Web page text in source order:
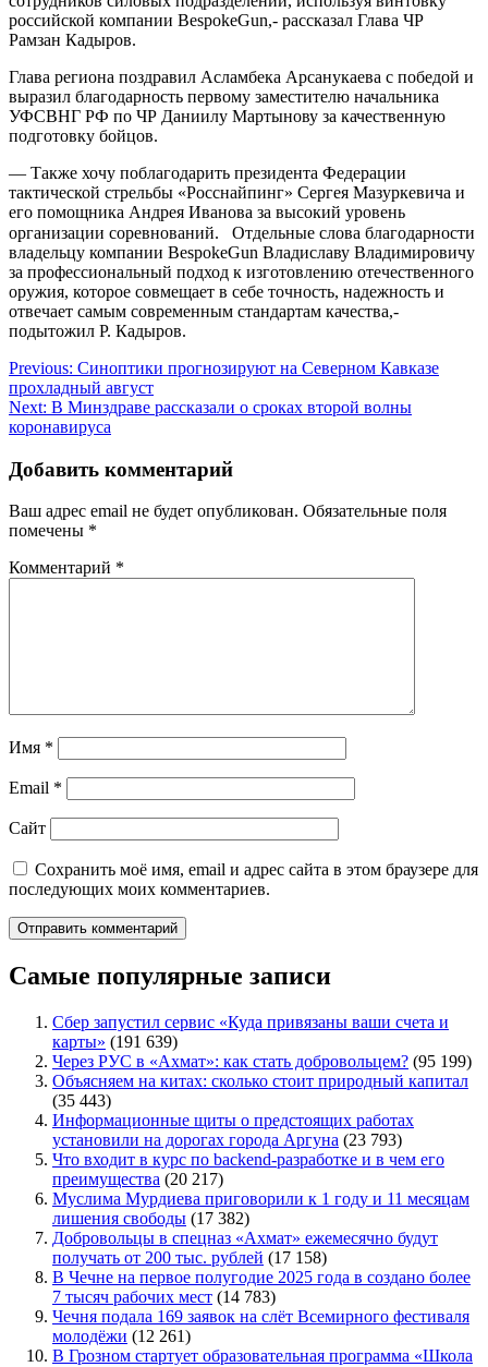
российской компании BespokeGun,- рассказал Глава ЧР
Рамзан Кадыров.
Глава региона поздравил Асламбека Арсанукаева с победой и
выразил благодарность первому заместителю начальника
УФСВНГ РФ по ЧР Даниилу Мартынову за качественную
подготовку бойцов.
— Также хочу поблагодарить президента Федерации
тактической стрельбы «Росснайпинг» Сергея Мазуркевича и
его помощника Андрея Иванова за высокий уровень
организации соревнований.
Отдельные слова благодарности
владельцу компании BespokeGun Владиславу Владимировичу
за профессиональный подход к изготовлению отечественного
оружия, которое совмещает в себе точность, надежность и
отвечает самым современным стандартам качества,-
подытожил Р. Кадыров.
Навигация
по
записям
Previous: Синоптики прогнозируют на Северном Кавказе
прохладный август
Next: В Минздраве рассказали о сроках второй волны
коронавируса
Добавить комментарий
Ваш адрес email не будет опубликован. Обязательные поля
помечены *
Комментарий *
Имя *
Email *
Сайт
Сохранить моё имя, email и адрес сайта в этом браузере для
последующих моих комментариев.
Самые популярные записи
Сбер запустил сервис «Куда привязаны ваши счета и
карты» (191 639)
Через РУС в «Ахмат»: как стать добровольцем? (95 199)
Объясняем на китах: сколько стоит природный капитал
(35 443)
Информационные щиты о предстоящих работах
установили на дорогах города Аргуна (23 793)
Что входит в курс по backend-разработке и в чем его
преимущества (20 217)
Муслима Мурдиева приговорили к 1 году и 11 месяцам
лишения свободы (17 382)
Добровольцы в спецназ «Ахмат» ежемесячно будут
получать от 200 тыс. рублей (17 158)
В Чечне на первое полугодие 2025 года в создано более
7 тысяч рабочих мест (14 783)
Чечня подала 169 заявок на слёт Всемирного фестиваля
молодёжи (12 261)
В Грозном стартует образовательная программа «Школа